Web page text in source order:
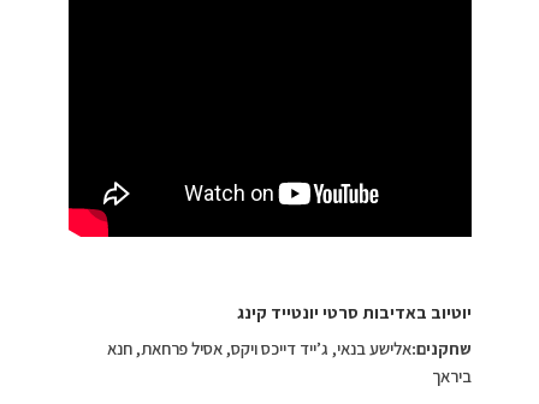
יוטיוב באדיבות סרטי יונטייד קינג
שחקנים:אלישע בנאי, ג’ייד דייכס ויקס, אסיל פרחאת, חנא
ביראך